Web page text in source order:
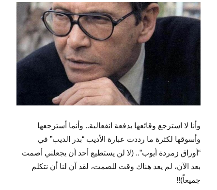
وأنا لا استرجع وقائعها بدفعة انفعالية.. وأنما أسترجعها
وأسوقها لكثرة ما رددت عبارة الأديب “بدر الديب” في
“أوراق زمردة أيوب”.. (لا لن يستطيع أحد أن يجعلني أصمت
بعد الآن، لم يعد هناك وقت للصمت، لقد آن لنا أن نتكلم
جميعاً)!!